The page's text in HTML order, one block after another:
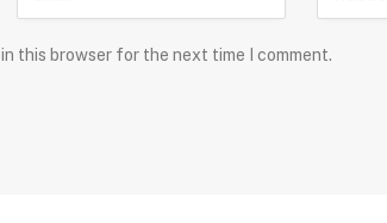
this browser for the next time I comment.